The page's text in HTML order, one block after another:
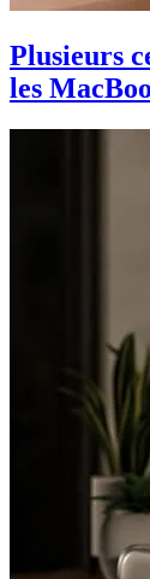
Plusieurs
les